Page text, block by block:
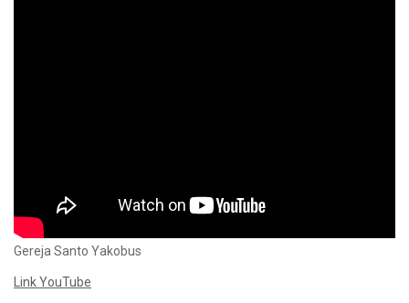
Gereja Santo Yakobus
Link YouTube